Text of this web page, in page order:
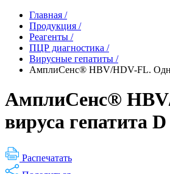
Главная /
Продукция /
Реагенты /
ПЦР диагностика /
Вирусные гепатиты /
АмплиСенс® HBV/HDV-FL.
АмплиСенс®
вируса гепатита D
Распечатать